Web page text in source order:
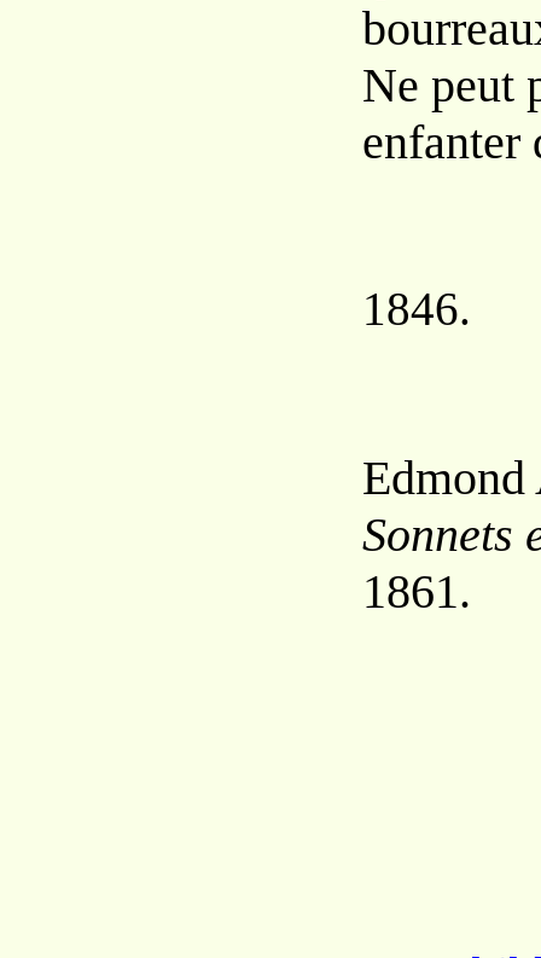
Ne peut
enfanter
1846.
Edmond
Sonnets
1861.